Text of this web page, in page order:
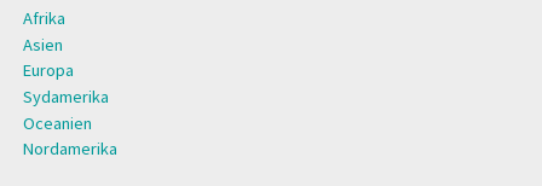
Afrika
Asien
Europa
Sydamerika
Oceanien
Nordamerika